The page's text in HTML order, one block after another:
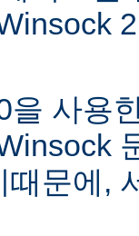
을 사용
때문에,